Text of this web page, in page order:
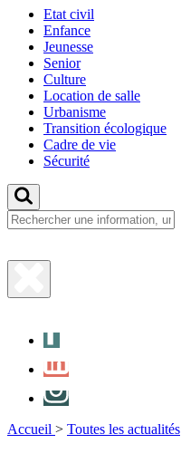
Etat civil
Enfance
Jeunesse
Senior
Culture
Location de salle
Urbanisme
Transition écologique
Cadre de vie
Sécurité
Fermer
Accueil > Toutes les actualités